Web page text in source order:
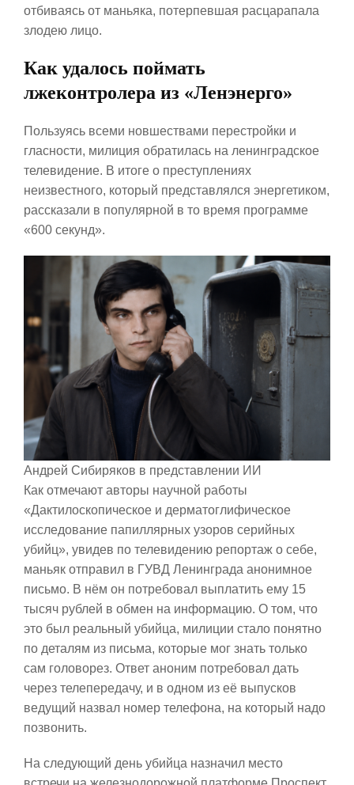
отбиваясь от маньяка, потерпевшая расцарапала
злодею лицо.
Как удалось поймать
лжеконтролера из «Ленэнерго»
Пользуясь всеми новшествами перестройки и
гласности, милиция обратилась на ленинградское
телевидение. В итоге о преступлениях
неизвестного, который представлялся энергетиком,
рассказали в популярной в то время программе
«600 секунд».
Андрей Сибиряков в представлении ИИ
Как отмечают авторы научной работы
«Дактилоскопическое и дерматоглифическое
исследование папиллярных узоров серийных
убийц», увидев по телевидению репортаж о себе,
маньяк отправил в ГУВД Ленинграда анонимное
письмо. В нём он потребовал выплатить ему 15
тысяч рублей в обмен на информацию. О том, что
это был реальный убийца, милиции стало понятно
по деталям из письма, которые мог знать только
сам головорез. Ответ аноним потребовал дать
через телепередачу, и в одном из её выпусков
ведущий назвал номер телефона, на который надо
позвонить.
На следующий день убийца назначил место